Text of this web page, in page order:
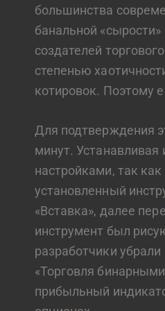
большинства
банальной
создателей
степенью
котировок. Поэтому
Для подтверждения
минут.
настройками, так
установленный
«Вставка», далее
инструмент был
разработчики
«Торговля
прибыльный